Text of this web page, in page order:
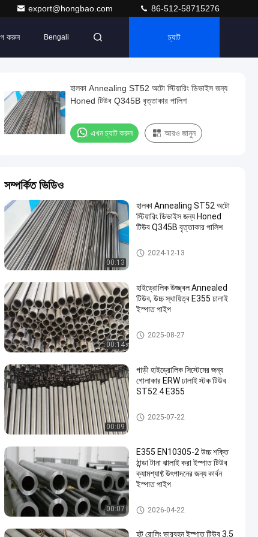
export@hongbao.com 86-512-58715276
করুন Bengali চ্যাট
হালকা Annealing ST52 অটো স্টিয়ারিং ডিভাইস জন্য
Honed টিউব Q345B বৃত্তাকার পালিশ
এখন চ্যাট করুন আরও জানুন
সম্পর্কিত ভিডিও
00:13
হালকা Annealing ST52 অটো
স্টিয়ারিং ডিভাইস জন্য Honed
টিউব Q345B বৃত্তাকার পালিশ
উজ্জ্বল Annealed টিউব
2024-12-13
00:14
হাইড্রোলিক উজ্জ্বল Annealed
টিউব, উচ্চ স্থায়িত্ব E355 ঢালাই
ইস্পাত পাইপ
উজ্জ্বল Annealed টিউব
2025-08-27
00:09
গাড়ী হাইড্রোলিক সিস্টেমের জন্য
গোলাকার ERW ঢালাই স্টক টিউব
ST52.4 E355
হollow ইস্পাত টিউব
2025-07-22
00:07
E355 EN10305-2 উচ্চ শক্তি
ঠান্ডা টানা ঝালাই করা ইস্পাত টিউব
ক্যামশ্যাফ্ট উৎপাদনের জন্য কার্বন
ইস্পাত পাইপ
ঢালাই ইস্পাত টিউব
2026-04-22
হট রোলিং ভারবহন ইস্পাত টিউব 3.5